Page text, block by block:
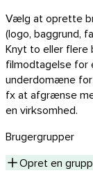
Vælg at oprette
(logo, baggrund,
Knyt to eller flere
filmodtagelse for
underdomæne for
fx at afgrænse
en virksomhed.
Brugergrupper
Opret en